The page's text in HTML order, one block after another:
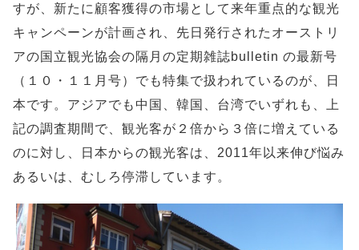
すが、新たに顧客獲得の市場として来年重点的な観光
キャンペーンが計画され、先日発行されたオーストリ
アの国立観光協会の隔月の定期雑誌bulletin の最新号
（１０・１１月号）でも特集で扱われているのが、日
本です。アジアでも中国、韓国、台湾でいずれも、上
記の調査期間で、観光客が２倍から３倍に増えている
のに対し、日本からの観光客は、2011年以来伸び悩み
あるいは、むしろ停滞しています。